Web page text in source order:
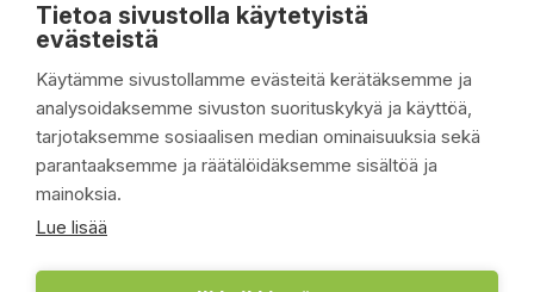
Tietoa sivustolla käytetyistä
evästeistä
Käytämme sivustollamme evästeitä kerätäksemme ja
analysoidaksemme sivuston suorituskykyä ja käyttöä,
tarjotaksemme sosiaalisen median ominaisuuksia sekä
parantaaksemme ja räätälöidäksemme sisältöä ja
mainoksia.
Lue lisää